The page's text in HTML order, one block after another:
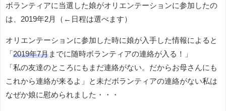
ボランティアに当選した娘がオリエンテーションに参加したの
は、2019年2月（←日程は選べます）
オリエンテーションに参加した時に娘が入手した情報によると
「2019年7月までに随時ボランティアの連絡が入る！」
「私の友達のところにもまだ連絡がない。だからお母さんにも
これから連絡が来るよ」と未だボランティアの連絡がない私は
なぜか娘に慰められました・・・